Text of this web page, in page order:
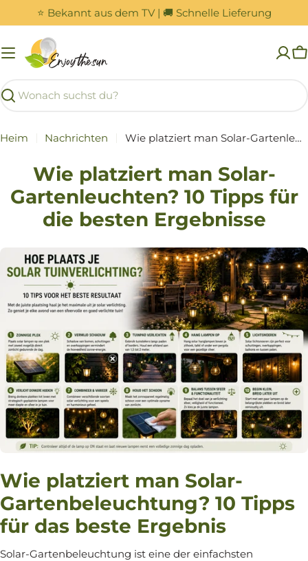
Inhalt
springen
⭐ Bekannt aus dem TV | 🚚 Schnelle Lieferung
Suchen
Heim Nachrichten Wie platziert man Solar-Gartenleuchten? 10 Tipps für die besten Ergebnisse
Wie platziert man Solar-
Gartenleuchten? 10 Tipps für
die besten Ergebnisse
Wie platziert man Solar-
Gartenbeleuchtung? 10 Tipps
für das beste Ergebnis
Solar-Gartenbeleuchtung ist eine der einfachsten